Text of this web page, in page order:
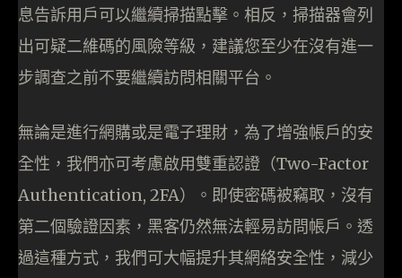
息告訴用戶可以繼續掃描點擊。相反，掃描器會列
出可疑二維碼的風險等級，建議您至少在沒有進一
步調查之前不要繼續訪問相關平台。
無論是進行網購或是電子理財，為了增強帳戶的安
全性，我們亦可考慮啟用雙重認證（Two-Factor
Authentication, 2FA）。即使密碼被竊取，沒有
第二個驗證因素，黑客仍然無法輕易訪問帳戶。透
過這種方式，我們可大幅提升其網絡安全性，減少